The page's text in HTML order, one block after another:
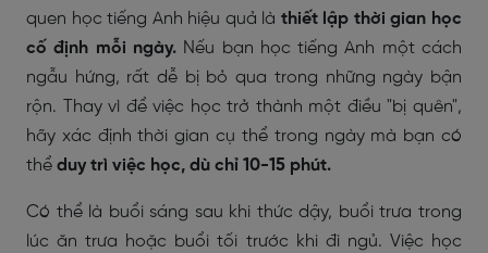
quen học tiếng Anh hiệu quả là thiết lập thời gian học
cố định mỗi ngày.Nếu bạn học tiếng Anh một cách
ngẫu hứng, rất dễ bị bỏ qua trong những ngày bận
rộn. Thay vì để việc học trở thành một điều "bị quên",
hãy xác định thời gian cụ thể trong ngày mà bạn có
thể duy trì việc học, dù chỉ 10-15 phút.
Có thể là buổi sáng sau khi thức dậy, buổi trưa trong
lúc ăn trưa hoặc buổi tối trước khi đi ngủ. Việc học